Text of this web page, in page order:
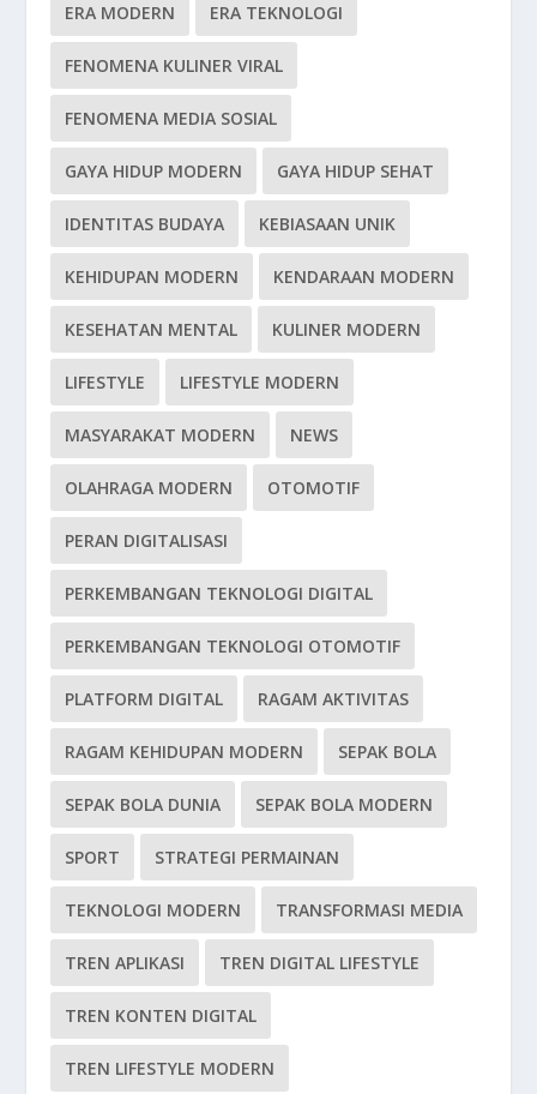
ERA MODERN ERA TEKNOLOGI
FENOMENA KULINER VIRAL
FENOMENA MEDIA SOSIAL
GAYA HIDUP MODERN GAYA HIDUP SEHAT
IDENTITAS BUDAYA KEBIASAAN UNIK
KEHIDUPAN MODERN KENDARAAN MODERN
KESEHATAN MENTAL KULINER MODERN
LIFESTYLE LIFESTYLE MODERN
MASYARAKAT MODERN NEWS
OLAHRAGA MODERN OTOMOTIF
PERAN DIGITALISASI
PERKEMBANGAN TEKNOLOGI DIGITAL
PERKEMBANGAN TEKNOLOGI OTOMOTIF
PLATFORM DIGITAL RAGAM AKTIVITAS
RAGAM KEHIDUPAN MODERN SEPAK BOLA
SEPAK BOLA DUNIA SEPAK BOLA MODERN
SPORT STRATEGI PERMAINAN
TEKNOLOGI MODERN TRANSFORMASI MEDIA
TREN APLIKASI TREN DIGITAL LIFESTYLE
TREN KONTEN DIGITAL
TREN LIFESTYLE MODERN